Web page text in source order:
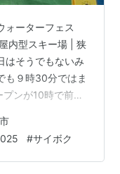
ォーターフェス
内型スキー場 | 狭
はそうでもないみ
も９時30分ではま
ンが10時で前に
スライダーにギリ
伸長が必要なのか
大人1500円。子供
#サイボク